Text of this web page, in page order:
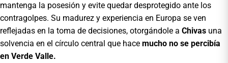
mantenga la posesión y evite quedar desprotegido ante los
contragolpes. Su madurez y experiencia en Europa se ven
reflejadas en la toma de decisiones, otorgándole a Chivas una
solvencia en el círculo central que hace mucho no se percibía
en Verde Valle.